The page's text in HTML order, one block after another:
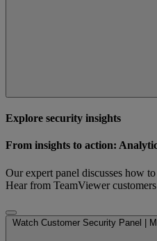
Explore security insights
From insights to action:
Our expert panel discusses how
Hear from TeamViewer
Watch Customer Security Panel |